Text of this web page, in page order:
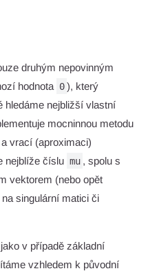
druhým nepovinným
hodnota 0 ), který
hledáme nejbližší vlastní
mocninnou metodu
a vrací (aproximaci)
nejblíže číslu mu , spolu s
vektorem (nebo opět
singulární matici či
v případě základní
vzhledem k původní